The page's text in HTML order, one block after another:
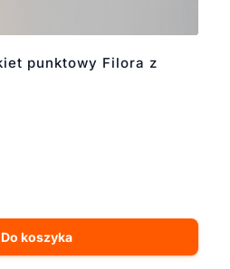
punktowy Filora z
Do koszyka